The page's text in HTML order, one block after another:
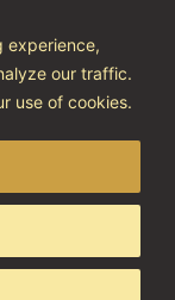
experience,
our traffic.
use of cookies.